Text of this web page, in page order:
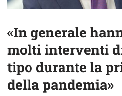
«In generale
molti interventi
tipo durante la
della pandemia»